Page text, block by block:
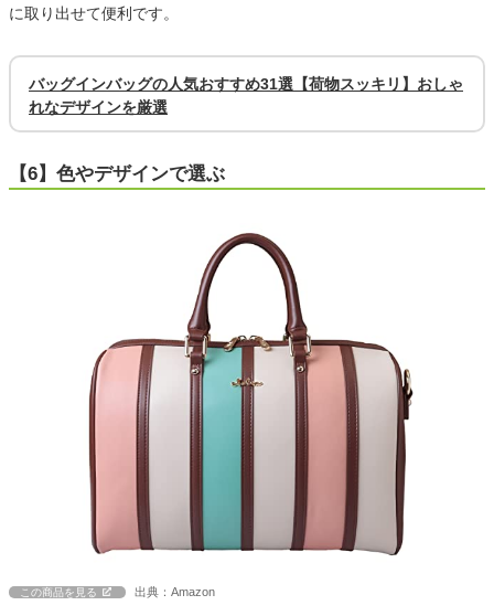
に取り出せて便利です。
バッグインバッグの人気おすすめ31選【荷物スッキリ】おしゃ
れなデザインを厳選
【6】色やデザインで選ぶ
この商品を見る 出典：Amazon